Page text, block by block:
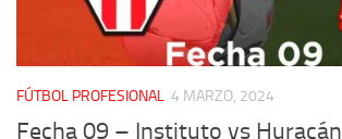
FÚTBOL PROFESIONAL 4 MARZO, 2024
Fecha 09 – Instituto vs Huracán